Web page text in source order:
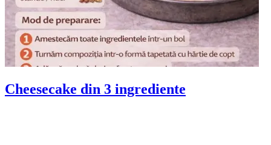
Cheesecake din 3 ingrediente